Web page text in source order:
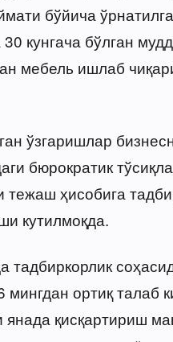
бўйича
30 кунгача бўлган
мебель ишлаб
ўзгаришлар
бюрократик
тежаш ҳисобига
кутилмоқда.
тадбиркорлик
мингдан ортиқ талаб
янада қисқартириш